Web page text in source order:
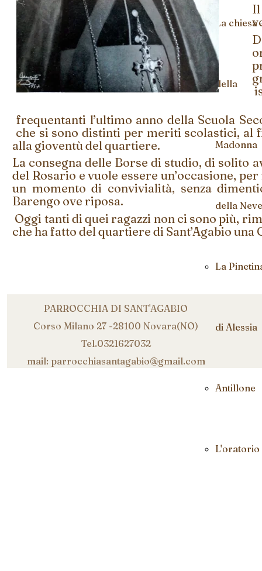
PARROCCHIA DI SANT'AGABIO
Corso Milano 27 -28100 Novara(NO)
Tel.0321627032
mail: parrocchiasantagabio@gmail.com
La chiesa
della
Madonna
della Neve
La
di Alessia
Antillone
L'oratorio
Il
frequentanti l’ultimo anno della Scuola
che si sono distinti per meriti scolastici,
alla gioventù del quartiere.
La consegna delle Borse di studio, di solito
del Rosario e vuole essere un’occasione,
un momento di convivialità, senza
Barengo ove riposa.
Oggi tanti di quei ragazzi non ci sono più,
che ha fatto del quartiere di Sant’Agabio